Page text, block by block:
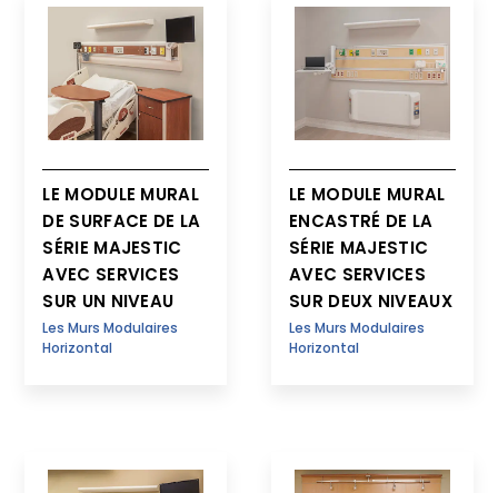
LE MODULE MURAL
DE SURFACE DE LA
SÉRIE MAJESTIC
AVEC SERVICES
SUR UN NIVEAU
Les Murs Modulaires
Horizontal
LE MODULE MURAL
ENCASTRÉ DE LA
SÉRIE MAJESTIC
AVEC SERVICES
SUR DEUX NIVEAUX
Les Murs Modulaires
Horizontal